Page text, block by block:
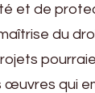
et de
du
œuvres qui